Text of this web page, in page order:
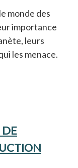
monde des
importance
leurs
les menace.
DE